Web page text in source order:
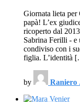
Giornata lieta per
papà! L’ex
ricoperto dal
Sabrina Ferilli - e
condiviso con i
figlia. L’identità
by Raniero